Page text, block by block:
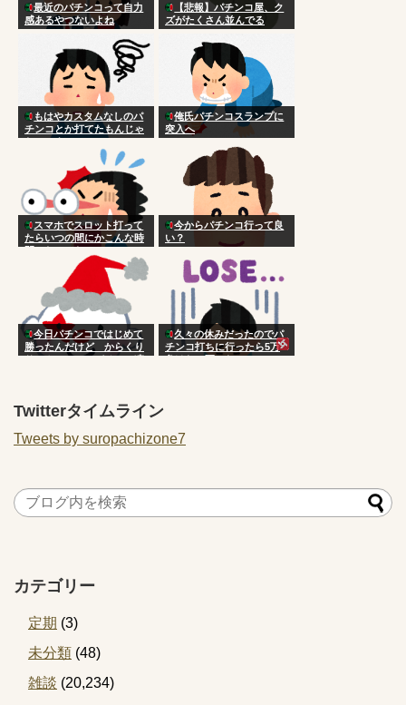
最近のパチンコって自力
感あるやつないよね
【悲報】パチンコ屋、ク
ズがたくさん並んでる
もはやカスタムなしのパ
チンコとか打てたもんじゃ
ないのよ
俺氏パチンコスランプに
突入へ
スマホでスロット打って
たらいつの間にかこんな時
間になってた
今からパチンコ行って良
い？
今日パチンコではじめて
勝ったんだけど からくり
サーカス ってパチンコ凄
久々の休みだったのでパ
チンコ打ちに行ったら5万
負けた 死にたい
Twitterタイムライン
Tweets by suropachizone7
カテゴリー
定期 (3)
未分類 (48)
雑談 (20,234)